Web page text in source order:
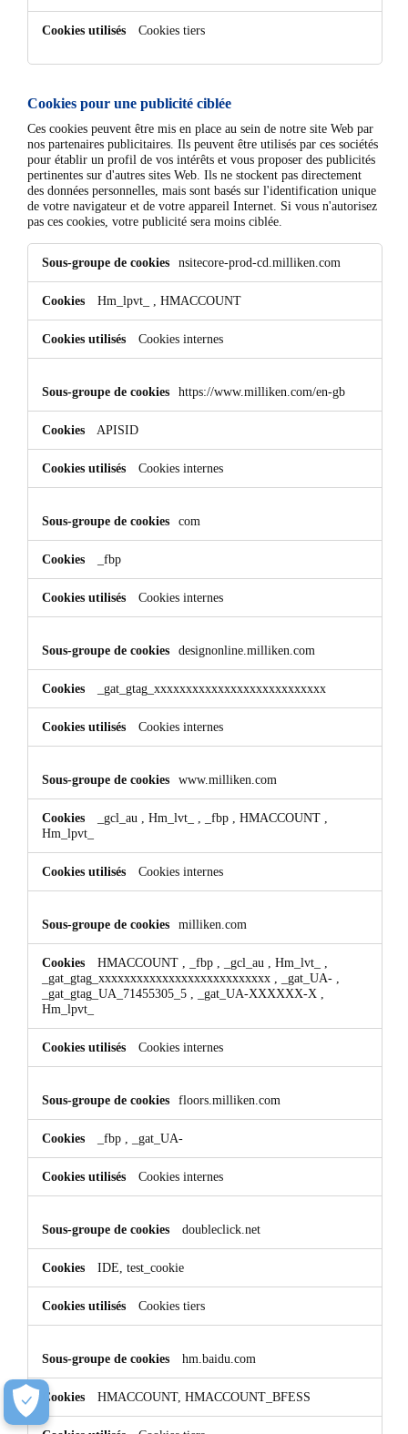
Cookies tiers
Cookies pour une publicité ciblée
Ces cookies peuvent être mis en place au sein de notre site Web par
nos partenaires publicitaires. Ils peuvent être utilisés par ces sociétés
pour établir un profil de vos intérêts et vous proposer des publicités
pertinentes sur d'autres sites Web. Ils ne stockent pas directement
des données personnelles, mais sont basés sur l'identification unique
de votre navigateur et de votre appareil Internet. Si vous n'autorisez
pas ces cookies, votre publicité sera moins ciblée.
Cookies
pour
une
publicité
ciblée
nsitecore-prod-cd.milliken.com
Hm_lpvt_ HMACCOUNT
Cookies internes
https://www.milliken.com/en-gb
APISID
Cookies internes
com
_fbp
Cookies internes
designonline.milliken.com
_gat_gtag_xxxxxxxxxxxxxxxxxxxxxxxxxxx
Cookies internes
www.milliken.com
_gcl_au Hm_lvt_ _fbp HMACCOUNT
Hm_lpvt_
Cookies internes
milliken.com
HMACCOUNT _fbp _gcl_au Hm_lvt_
_gat_gtag_xxxxxxxxxxxxxxxxxxxxxxxxxxx
_gat_UA-
_gat_gtag_UA_71455305_5
_gat_UA-XXXXXX-X
Hm_lpvt_
Cookies internes
floors.milliken.com
_fbp _gat_UA-
Cookies internes
doubleclick.net
IDE, test_cookie
Cookies tiers
hm.baidu.com
HMACCOUNT, HMACCOUNT_BFESS